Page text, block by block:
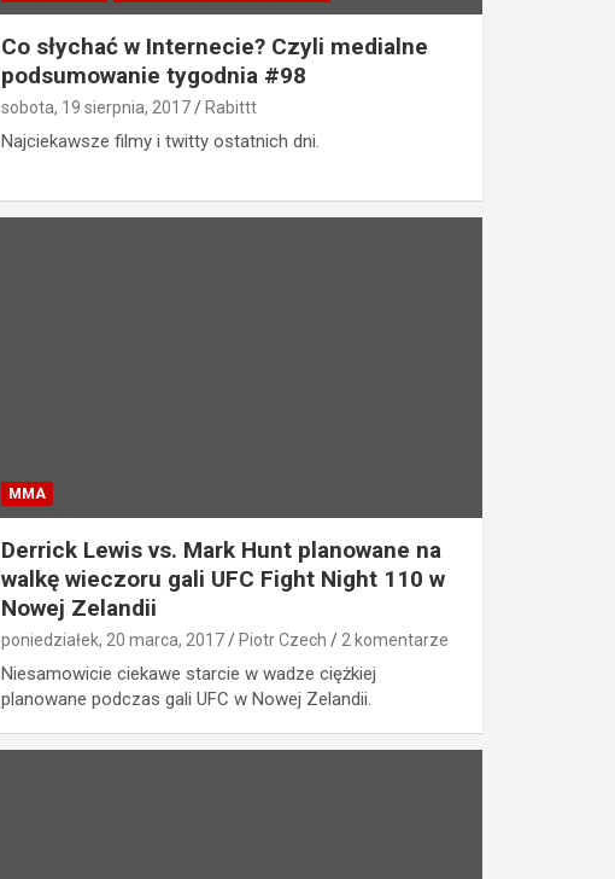
Co słychać w Internecie? Czyli medialne
podsumowanie tygodnia #98
sobota, 19 sierpnia, 2017 Rabittt
Najciekawsze filmy i twitty ostatnich dni.
MMA
Derrick Lewis vs. Mark Hunt planowane na
walkę wieczoru gali UFC Fight Night 110 w
Nowej Zelandii
poniedziałek, 20 marca, 2017 Piotr Czech 2 komentarze
Niesamowicie ciekawe starcie w wadze ciężkiej
planowane podczas gali UFC w Nowej Zelandii.